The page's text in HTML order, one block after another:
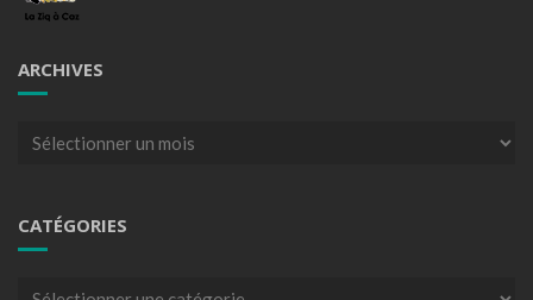
ARCHIVES
Archives
CATÉGORIES
Catégories